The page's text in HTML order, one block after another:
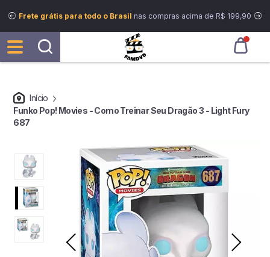
Frete grátis para todo o Brasil nas compras acima de R$ 199,90
Início
Funko Pop! Movies - Como Treinar Seu Dragão 3 - Light Fury
687